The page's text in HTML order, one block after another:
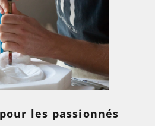
les passionnés